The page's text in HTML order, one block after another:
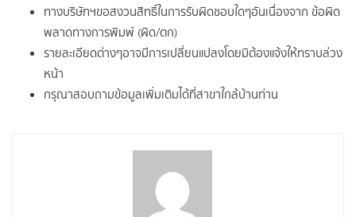
ทางบริษัทฯขอสงวนสิทธิ์ในการรับผิดชอบใดๆอันเนื่องจาก ข้อผิด
พลาดทางการพิมพ์ (ผิด/ตก)
รายละเอียดต่างๆอาจมีการเปลี่ยนแปลงโดยมิต้องแจ้งให้ทราบล่วง
หน้า
กรุณาสอบถามข้อมูลเพิ่มเติมได้ที่สาขาใกล้บ้านท่าน